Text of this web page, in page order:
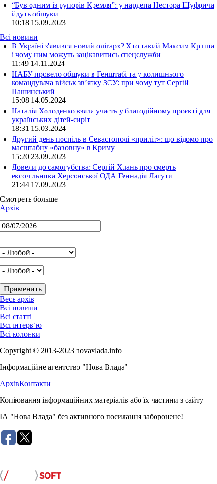
“Був одним із рупорів Кремля”: у нардепа Нестора Шуфрича
йдуть обшуки
10:18 15.09.2023
Всі новини
В Україні з'явився новий олігарх? Хто такий Максим Кріппа
і чому ним можуть зацікавитись спецслужби
11:49 14.11.2024
НАБУ провело обшуки в Генштабі та у колишнього
командувача військ зв’язку ЗСУ: при чому тут Сергій
Пашинський
15:08 14.05.2024
Наталія Холоденко взяла участь у благодійному проєкті для
українських дітей-сиріт
18:31 15.03.2024
Другий день поспіль в Севастополі «приліт»: що відомо про
масштабну «бавовну» в Криму
15:20 23.09.2023
Довели до самогубства: Сергій Хлань про смерть
ексочільника Херсонської ОДА Геннадія Лагути
21:44 17.09.2023
Смотреть больше
Архів
Весь архів
Всі новини
Всі статті
Всі інтерв’ю
Всі колонки
Copyright © 2013-2023 novavlada.info
Інформаційне агентство "Нова Влада"
АрхівКонтакти
Копіювання інформаційних матеріалів або їх частини з сайту
ІА "Нова Влада" без активного посилання заборонене!